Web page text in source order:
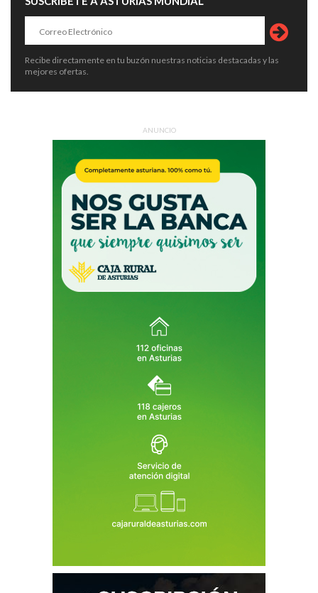
Recibe directamente en tu buzón nuestras noticias destacadas y las
mejores ofertas.
ANUNCIO